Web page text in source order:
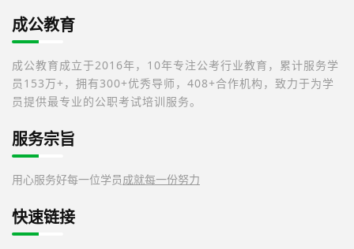
成公教育
成公教育成立于2016年，10年专注公考行业教育，累计服务学
员153万+，拥有300+优秀导师，408+合作机构，致力于为学
员提供最专业的公职考试培训服务。
服务宗旨
用心服务好每一位学员成就每一份努力
快速链接